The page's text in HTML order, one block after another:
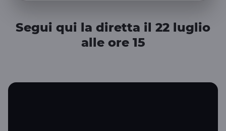
Segui qui la diretta il 22 luglio
alle ore 15